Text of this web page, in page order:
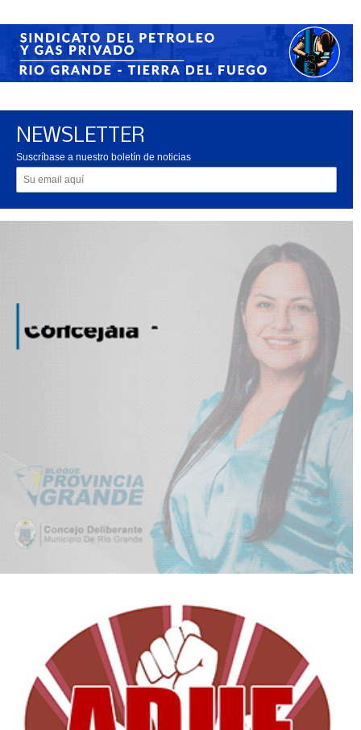
NEWSLETTER
Suscríbase a nuestro boletín de noticias